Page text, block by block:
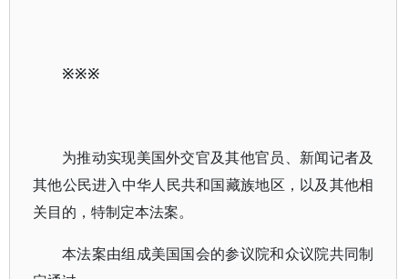
※※※
为推动实现美国外交官及其他官员、新闻记者及
其他公民进入中华人民共和国藏族地区，以及其他相
关目的，特制定本法案。
本法案由组成美国国会的参议院和众议院共同制